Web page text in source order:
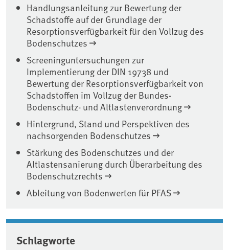
Handlungsanleitung zur Bewertung der
Schadstoffe auf der Grundlage der
Resorptionsverfügbarkeit für den Vollzug des
Bodenschutzes
Screeninguntersuchungen zur
Implementierung der DIN 19738 und
Bewertung der Resorptionsverfügbarkeit von
Schadstoffen im Vollzug der Bundes-
Bodenschutz- und Altlastenverordnung
Hintergrund, Stand und Perspektiven des
nachsorgenden Bodenschutzes
Stärkung des Bodenschutzes und der
Altlastensanierung durch Überarbeitung des
Bodenschutzrechts
Ableitung von Bodenwerten für PFAS
Schlagworte